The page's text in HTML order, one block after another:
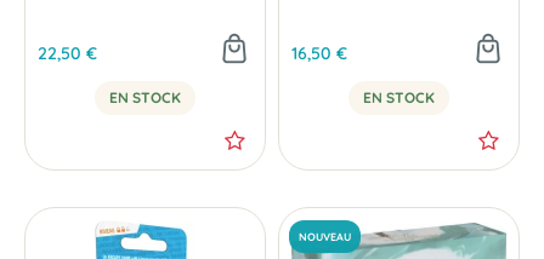
22,50 €
EN STOCK
16,50 €
EN STOCK